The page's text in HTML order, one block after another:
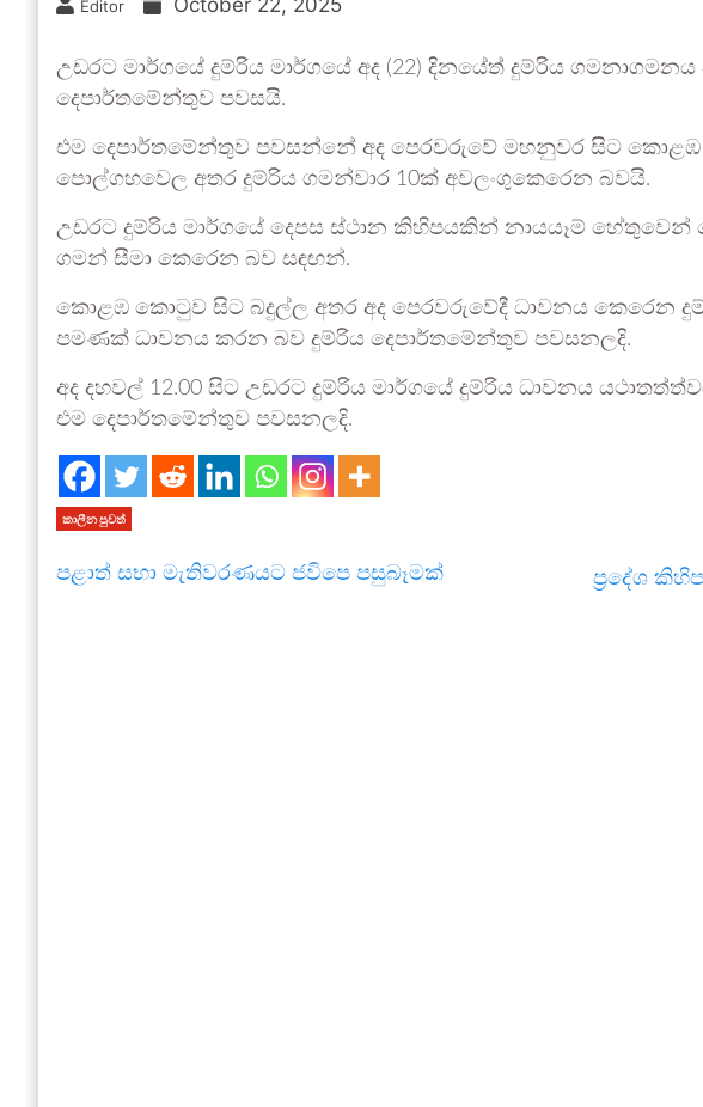
Editor October 22, 2025
උඩරට මාර්ගයේ දුම්රිය මාර්ගයේ අද (22) දිනයේත් දුම්රිය
දෙපාර්තමේන්තුව පවසයි.
එම දෙපාර්තමේන්තුව පවසන්නේ අද පෙරවරුවේ මහනුවර සිට
පොල්ගහවෙල අතර දුම්රිය ගමන්වාර 10ක් අවලංගුකෙරෙන බවයි.
උඩරට දුම්රිය මාර්ගයේ දෙපස ස්ථාන කිහිපයකින් නායයෑම් හේතුවෙන්
ගමන් සීමා කෙරෙන බව සඳඟන්.
කොළඹ කොටුව සිට බදුල්ල අතර අද පෙරවරුවේදී ධාවනය කෙරෙන
පමණක් ධාවනය කරන බව දුම්රිය දෙපාර්තමේන්තුව පවසනලදි.
අද දහවල් 12.00 සිට උඩරට දුම්රිය මාර්ගයේ දුම්රිය ධාවනය
එම දෙපාර්තමේන්තුව පවසනලදි.
කාලීන පුවත්
පළාත් සභා මැතිවරණයට ජවිපෙ පසුබෑමක් ප්‍රදේශ